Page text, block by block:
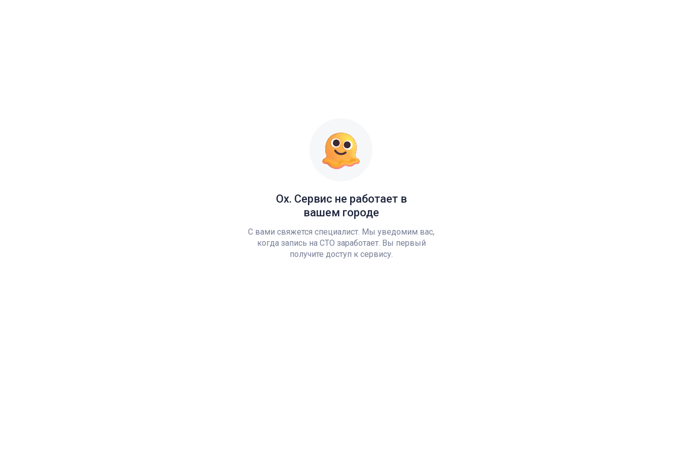
Ох. Сервис не работает в
вашем городе
С вами свяжется специалист. Мы уведомим вас,
когда запись на СТО заработает. Вы первый
получите доступ к сервису.